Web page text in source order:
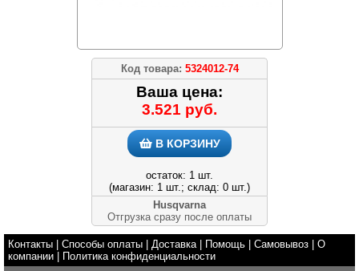
Код товара: 5324012-74
Ваша цена:
3.521 руб.
В КОРЗИНУ
остаток: 1 шт.
(магазин: 1 шт.; склад: 0 шт.)
Husqvarna
Отгрузка сразу после оплаты
Контакты Способы оплаты Доставка| Помощь Самовывоз
О
компании
Политика конфиденциальности